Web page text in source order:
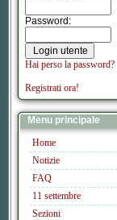
Password:
Hai perso la password?
Registrati ora!
Menu principale
Home
Notizie
FAQ
11 settembre
Sezioni